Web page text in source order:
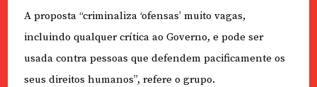
A proposta “criminaliza ‘ofensas’ muito vagas,
incluindo qualquer crítica ao Governo, e pode ser
usada contra pessoas que defendem pacificamente os
seus direitos humanos”, refere o grupo.